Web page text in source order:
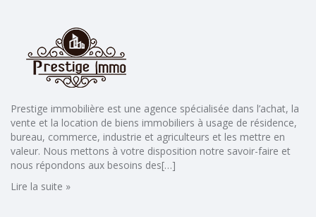
Prestige immobilière est une agence spécialisée dans l’achat, la
vente et la location de biens immobiliers à usage de résidence,
bureau, commerce, industrie et agriculteurs et les mettre en
valeur. Nous mettons à votre disposition notre savoir-faire et
nous répondons aux besoins des[…]
Lire la suite »